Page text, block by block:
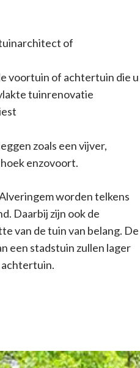
of
voortuin of achtertuin die u
tuinrenovatie
zoals een vijver,
enzovoort.
worden telkens
Daarbij zijn ook de
van de tuin van belang. De
een stadstuin zullen lager
achtertuin.